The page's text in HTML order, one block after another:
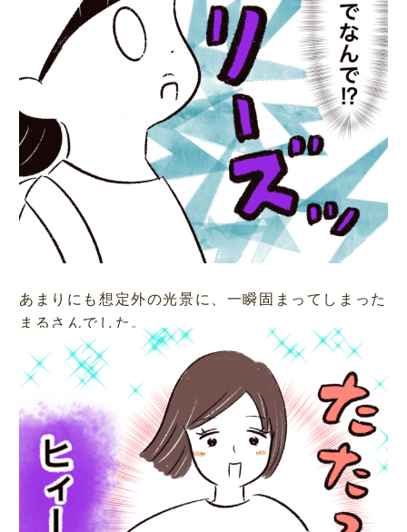
あまりにも想定外の光景に、一瞬固まってしまった
まるさんでした。